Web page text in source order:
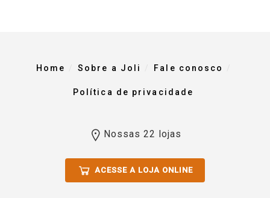
Home Sobre a Joli Fale conosco
Política de privacidade
Nossas 22 lojas
ACESSE A LOJA ONLINE